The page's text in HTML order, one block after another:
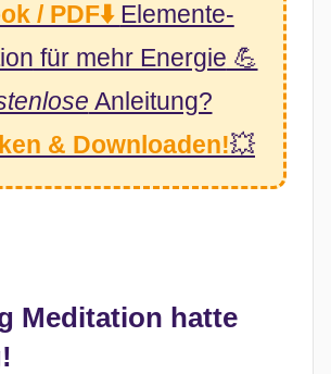
/ PDF⬇️ Elemente-
für mehr Energie 💪
Anleitung?
& Downloaden!💥
Meditation hatte